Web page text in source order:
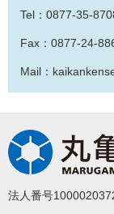
Tel：0877-35-
Fax：0877-24-
Mail：
法人番号